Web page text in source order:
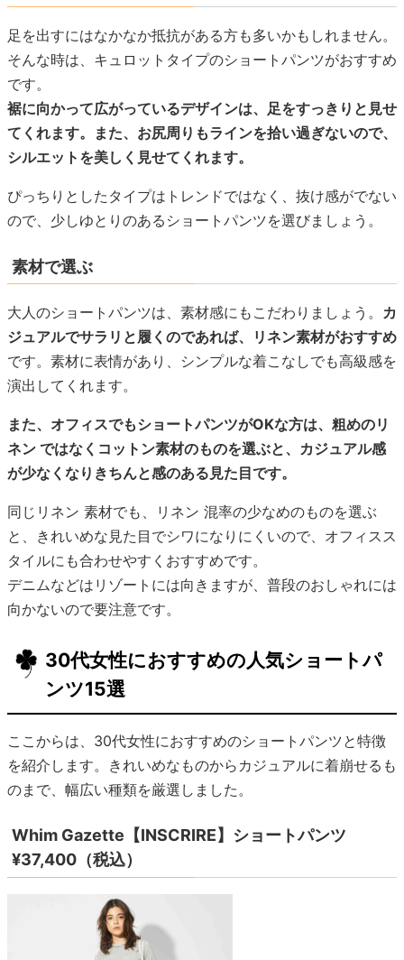
足を出すにはなかなか抵抗がある方も多いかもしれません。
そんな時は、キュロットタイプのショートパンツがおすすめ
です。
裾に向かって広がっているデザインは、足をすっきりと見せ
てくれます。また、お尻周りもラインを拾い過ぎないので、
シルエットを美しく見せてくれます。
ぴっちりとしたタイプはトレンドではなく、抜け感がでない
ので、少しゆとりのあるショートパンツを選びましょう。
素材で選ぶ
大人のショートパンツは、素材感にもこだわりましょう。 カ
ジュアルでサラリと履くのであれば、リネン素材がおすすめ
です。素材に表情があり、シンプルな着こなしでも高級感を
演出してくれます。
また、オフィスでもショートパンツがOKな方は、粗めのリ
ネン ではなくコットン素材のものを選ぶと、カジュアル感
が少なくなりきちんと感のある見た目です。
同じリネン 素材でも、リネン 混率の少なめのものを選ぶ
と、きれいめな見た目でシワになりにくいので、オフィスス
タイルにも合わせやすくおすすめです。
デニムなどはリゾートには向きますが、普段のおしゃれには
向かないので要注意です。
30代女性におすすめの人気ショートパ
ンツ15選
ここからは、30代女性におすすめのショートパンツと特徴
を紹介します。きれいめなものからカジュアルに着崩せるも
のまで、幅広い種類を厳選しました。
Whim Gazette【INSCRIRE】ショートパンツ
¥37,400（税込）